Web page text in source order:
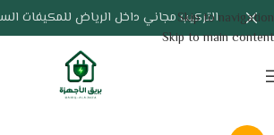
Skip to navigation
Skip to main content
التركيب مجاني داخل الرياض للمكيفات